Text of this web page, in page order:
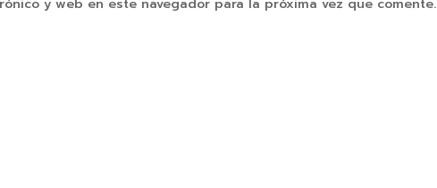
y web en este navegador para la próxima vez que comente.